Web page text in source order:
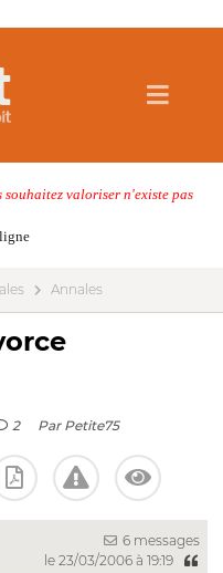
souhaitez valoriser n'existe pas
Annales
2 Par Petite75
6 messages
le 23/03/2006 à 19:19